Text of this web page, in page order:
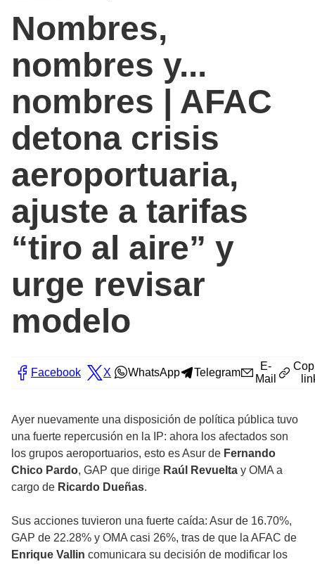
Nombres,
nombres y...
nombres | AFAC
detona crisis
aeroportuaria,
ajuste a tarifas
“tiro al aire” y
urge revisar
modelo
Facebook X WhatsApp Telegram
E-
Mail
Ayer nuevamente una disposición de política pública tuvo
una fuerte repercusión en la IP: ahora los afectados son
los grupos aeroportuarios, esto es Asur de Fernando
Chico Pardo, GAP que dirige Raúl Revuelta y OMA a
cargo de Ricardo Dueñas.
Sus acciones tuvieron una fuerte caída: Asur de 16.70%,
GAP de 22.28% y OMA casi 26%, tras de que la AFAC de
Enrique Vallin comunicara su decisión de modificar los